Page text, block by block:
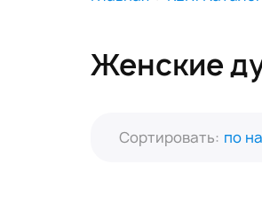
Органайзеры для
(Подарочный чемодан)
Женские
Сортировать: по